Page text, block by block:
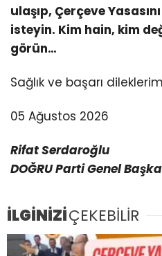
ulaşıp, Çerçeve
isteyin. Kim hain, kim
görün…
Sağlık ve başarı
05 Ağustos 2026
Rifat Serdaroğlu
DOĞRU Parti Genel
İLGİNİZİÇEKEBİLİR